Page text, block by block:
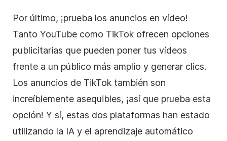
Por último, ¡prueba los anuncios en vídeo!
Tanto YouTube como TikTok ofrecen opciones
publicitarias que pueden poner tus vídeos
frente a un público más amplio y generar clics.
Los anuncios de TikTok también son
increíblemente asequibles, ¡así que prueba esta
opción! Y sí, estas dos plataformas han estado
utilizando la IA y el aprendizaje automático